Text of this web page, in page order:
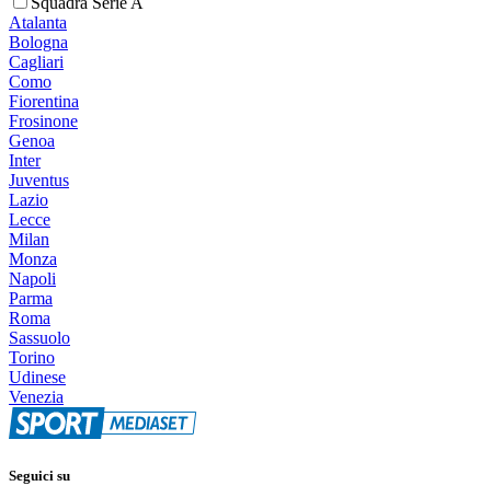
Atalanta
Bologna
Cagliari
Como
Fiorentina
Frosinone
Genoa
Inter
Juventus
Lazio
Lecce
Milan
Monza
Napoli
Parma
Roma
Sassuolo
Torino
Udinese
Venezia
Seguici su